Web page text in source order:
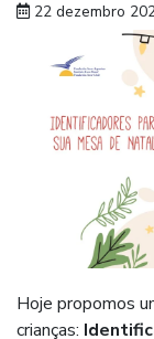
22 dezembro
Hoje propomos
crianças: